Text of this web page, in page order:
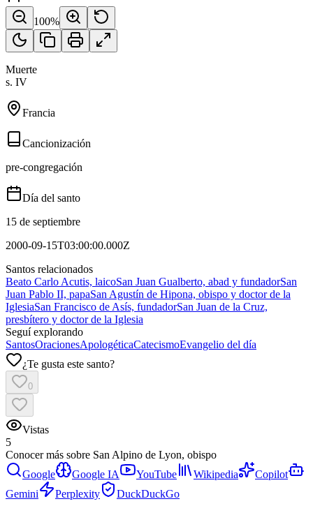
100%
Muerte
s. IV
Francia
Cancionización
pre-congregación
Día del santo
15 de septiembre
2000-09-15T03:00:00.000Z
Santos relacionados
Beato Carlo Acutis, laicoSan Juan Gualberto, abad y fundadorSan
Juan Pablo II, papaSan Agustín de Hipona, obispo y doctor de la
IglesiaSan Francisco de Asís, fundadorSan Juan de la Cruz,
presbítero y doctor de la Iglesia
Seguí explorando
SantosOracionesApologéticaCatecismoEvangelio del día
¿Te gusta este santo?
0
Vistas
5
Conocer más sobre San Alpino de Lyon, obispo
Google
Google IA YouTube Wikipedia
Copilot
Gemini
Perplexity
DuckDuckGo